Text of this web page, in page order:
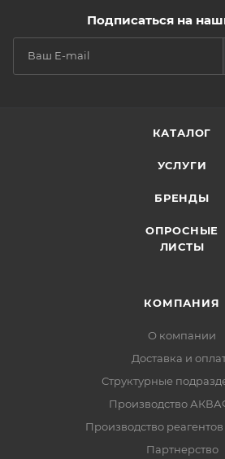
Подписаться на
КАТАЛОГ
УСЛУГИ
БРЕНДЫ
ОПРОСНЫЕ
ЛИСТЫ
КОМПАНИЯ
О компании
Доставка и
Структурные
Производство
Производство
Партнерство